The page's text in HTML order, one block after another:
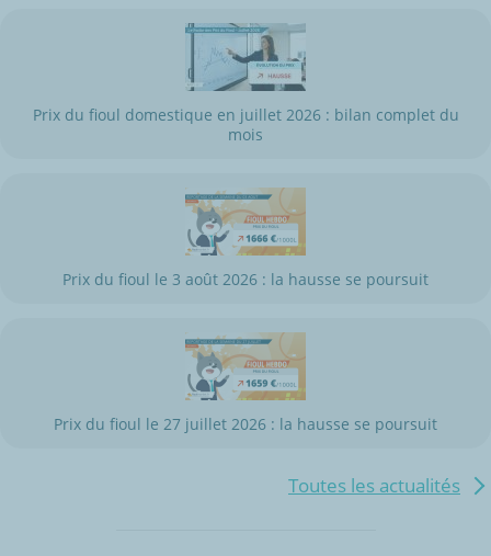
Prix du fioul domestique en juillet 2026 : bilan complet du
mois
Prix du fioul le 3 août 2026 : la hausse se poursuit
Prix du fioul le 27 juillet 2026 : la hausse se poursuit
Toutes les actualités